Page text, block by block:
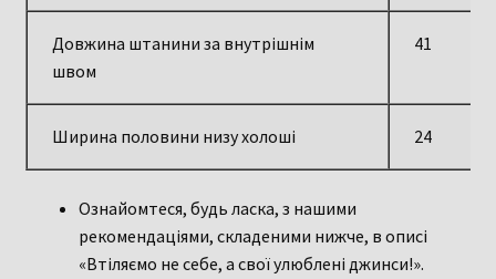
Довжина штанини за внутрішнім
швом
41
Ширина половини низу холоші 24
Ознайомтеся, будь ласка, з нашими
рекомендаціями, складеними нижче, в описі
«Втіляємо не себе, а свої улюблені джинси!».